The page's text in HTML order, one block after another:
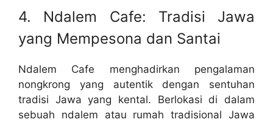
4. Ndalem Cafe: Tradisi Jawa
yang Mempesona dan Santai
Ndalem Cafe menghadirkan pengalaman
nongkrong yang autentik dengan sentuhan
tradisi Jawa yang kental. Berlokasi di dalam
sebuah ndalem atau rumah tradisional Jawa